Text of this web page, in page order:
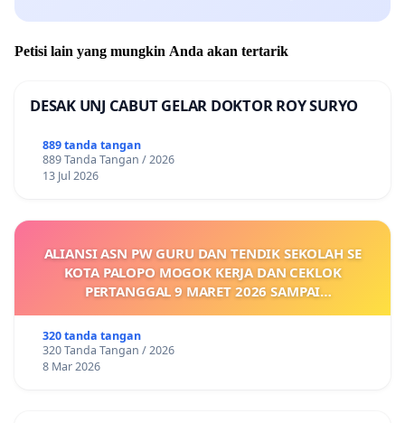
Petisi lain yang mungkin Anda akan tertarik
DESAK UNJ CABUT GELAR DOKTOR ROY SURYO
889 tanda tangan
889 Tanda Tangan / 2026
13 Jul 2026
ALIANSI ASN PW GURU DAN TENDIK SEKOLAH SE
KOTA PALOPO MOGOK KERJA DAN CEKLOK
PERTANGGAL 9 MARET 2026 SAMPAI
KEJELASAN SUMBER GAJI POKOK
320 tanda tangan
320 Tanda Tangan / 2026
8 Mar 2026